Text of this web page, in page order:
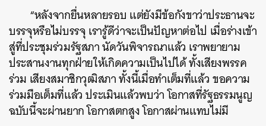
“หลังจากยื่นหลายรอบ แต่ยังมีข้อกังขาว่าประธานจะ
บรรจุหรือไม่บรรจุ เรารู้ดีว่าจะเป็นปัญหาต่อไป เมื่อร่างเข้า
สู่ที่ประชุมร่วมรัฐสภา นัดวันพิจารณาแล้ว เราพยายาม
ประสานงานทุกฝ่ายให้เกิดความเป็นไปได้ ทั้งเสียงพรรค
ร่วม เสียงสมาชิกวุฒิสภา ทั้งนี้เมื่อทำเต็มที่แล้ว ขอความ
ร่วมมือเต็มที่แล้ว ประเมินแล้วพบว่า โอกาสที่รัฐธรรมนูญ
ฉบับนี้จะผ่านยาก โอกาสตกสูง โอกาสผ่านแทบไม่มี